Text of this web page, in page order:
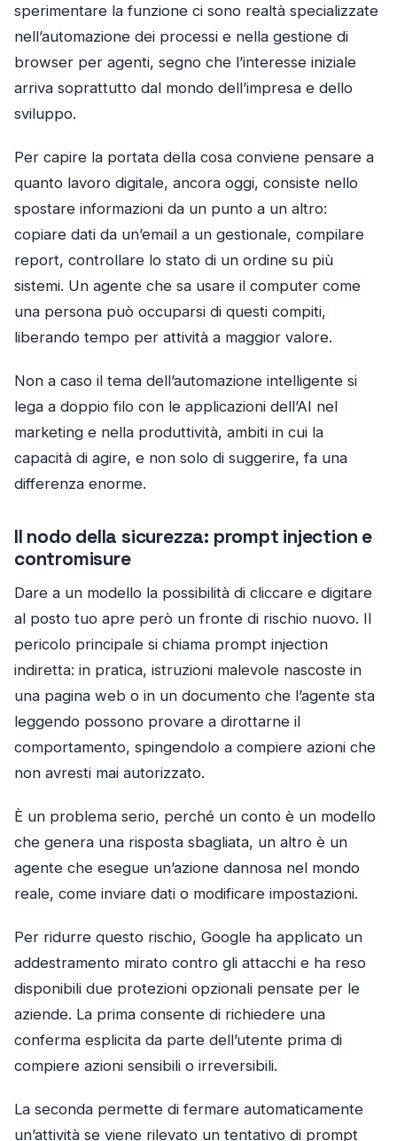
sperimentare la funzione ci sono realtà specializzate
nell’automazione dei processi e nella gestione di
browser per agenti, segno che l’interesse iniziale
arriva soprattutto dal mondo dell’impresa e dello
sviluppo.
Per capire la portata della cosa conviene pensare a
quanto lavoro digitale, ancora oggi, consiste nello
spostare informazioni da un punto a un altro:
copiare dati da un’email a un gestionale, compilare
report, controllare lo stato di un ordine su più
sistemi. Un agente che sa usare il computer come
una persona può occuparsi di questi compiti,
liberando tempo per attività a maggior valore.
Non a caso il tema dell’automazione intelligente si
lega a doppio filo con le applicazioni dell’AI nel
marketing e nella produttività, ambiti in cui la
capacità di agire, e non solo di suggerire, fa una
differenza enorme.
Il nodo della sicurezza: prompt injection e
contromisure
Dare a un modello la possibilità di cliccare e digitare
al posto tuo apre però un fronte di rischio nuovo. Il
pericolo principale si chiama prompt injection
indiretta: in pratica, istruzioni malevole nascoste in
una pagina web o in un documento che l’agente sta
leggendo possono provare a dirottarne il
comportamento, spingendolo a compiere azioni che
non avresti mai autorizzato.
È un problema serio, perché un conto è un modello
che genera una risposta sbagliata, un altro è un
agente che esegue un’azione dannosa nel mondo
reale, come inviare dati o modificare impostazioni.
Per ridurre questo rischio, Google ha applicato un
addestramento mirato contro gli attacchi e ha reso
disponibili due protezioni opzionali pensate per le
aziende. La prima consente di richiedere una
conferma esplicita da parte dell’utente prima di
compiere azioni sensibili o irreversibili.
La seconda permette di fermare automaticamente
un’attività se viene rilevato un tentativo di prompt